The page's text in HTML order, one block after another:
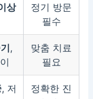
상
정기 방문
필수
,
맞춤 치료
필요
, 저
정확한 진